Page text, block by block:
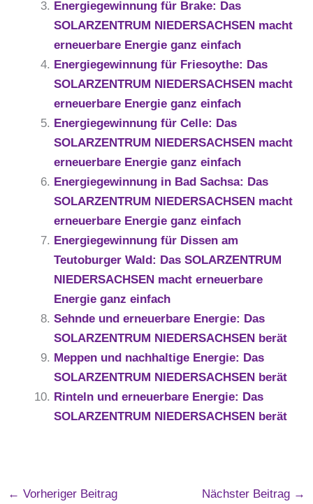
Energiegewinnung für Brake: Das
SOLARZENTRUM NIEDERSACHSEN macht
erneuerbare Energie ganz einfach
Energiegewinnung für Friesoythe: Das
SOLARZENTRUM NIEDERSACHSEN macht
erneuerbare Energie ganz einfach
Energiegewinnung für Celle: Das
SOLARZENTRUM NIEDERSACHSEN macht
erneuerbare Energie ganz einfach
Energiegewinnung in Bad Sachsa: Das
SOLARZENTRUM NIEDERSACHSEN macht
erneuerbare Energie ganz einfach
Energiegewinnung für Dissen am
Teutoburger Wald: Das SOLARZENTRUM
NIEDERSACHSEN macht erneuerbare
Energie ganz einfach
Sehnde und erneuerbare Energie: Das
SOLARZENTRUM NIEDERSACHSEN berät
Meppen und nachhaltige Energie: Das
SOLARZENTRUM NIEDERSACHSEN berät
Rinteln und erneuerbare Energie: Das
SOLARZENTRUM NIEDERSACHSEN berät
← Vorheriger Beitrag Nächster Beitrag →